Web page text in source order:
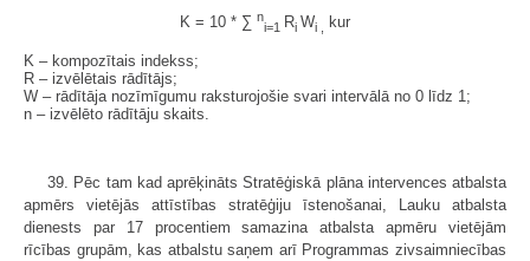
K = 10 * ∑ n
i=1 Ri Wi kur
K – kompozītais indekss;
R – izvēlētais rādītājs;
W – rādītāja nozīmīgumu raksturojošie svari intervālā no 0 līdz 1;
n – izvēlēto rādītāju skaits.
39. Pēc tam kad aprēķināts Stratēģiskā plāna intervences atbalsta
apmērs vietējās attīstības stratēģiju īstenošanai, Lauku atbalsta
dienests par 17 procentiem samazina atbalsta apmēru vietējām
rīcības grupām, kas atbalstu saņem arī Programmas zivsaimniecības